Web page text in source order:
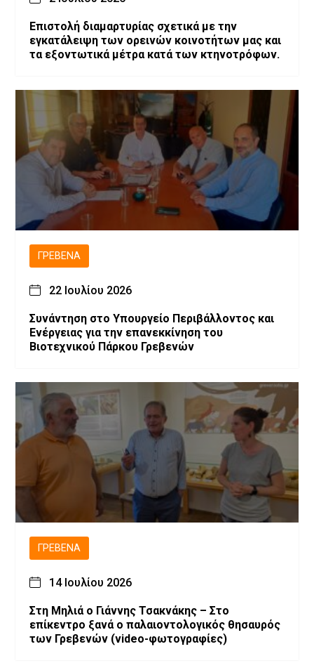
Επιστολή διαμαρτυρίας σχετικά με την
εγκατάλειψη των ορεινών κοινοτήτων μας και
τα εξοντωτικά μέτρα κατά των κτηνοτρόφων.
ΓΡΕΒΕΝΆ
22 Ιουλίου 2026
Συνάντηση στο Υπουργείο Περιβάλλοντος και
Ενέργειας για την επανεκκίνηση του
Βιοτεχνικού Πάρκου Γρεβενών
ΓΡΕΒΕΝΆ
14 Ιουλίου 2026
Στη Μηλιά ο Γιάννης Τσακνάκης – Στο
επίκεντρο ξανά ο παλαιοντολογικός θησαυρός
των Γρεβενών (video-φωτογραφίες)